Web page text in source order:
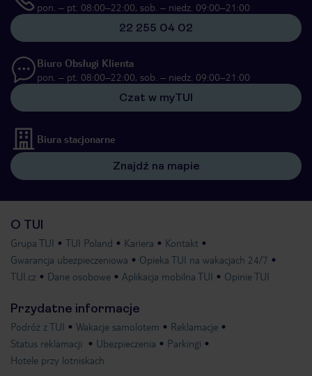
pon. – pt. 08:00–22:00, sob. – niedz. 09:00–21:00
22 255 04 02
Biuro Obsługi Klienta
pon. – pt. 08:00–22:00, sob. – niedz. 09:00–21:00
Czat w myTUI
Biura stacjonarne
Znajdź na mapie
O TUI
Grupa TUI TUI Poland Kariera
Kontakt
Gwarancja ubezpieczeniowa
Opieka TUI na wakacjach 24/7
TUI.cz
Dane osobowe Aplikacja mobilna TUI Opinie TUI
Przydatne informacje
Podróż z TUI Wakacje samolotem
Reklamacje
Status reklamacji
Ubezpieczenia
Parkingi
Hotele przy lotniskach